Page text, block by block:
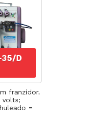
D
franzidor.
volts;
=